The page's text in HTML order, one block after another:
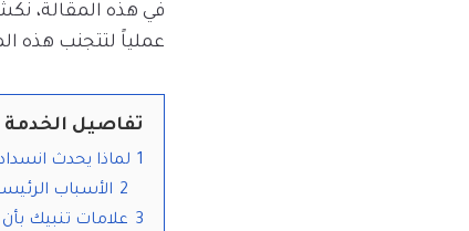
في هذه المقالة،
عملياً لتتجنب هذه
تفاصيل الخدمة
1 لماذا يحدث
2 الأسباب
3 علامات تنبيك